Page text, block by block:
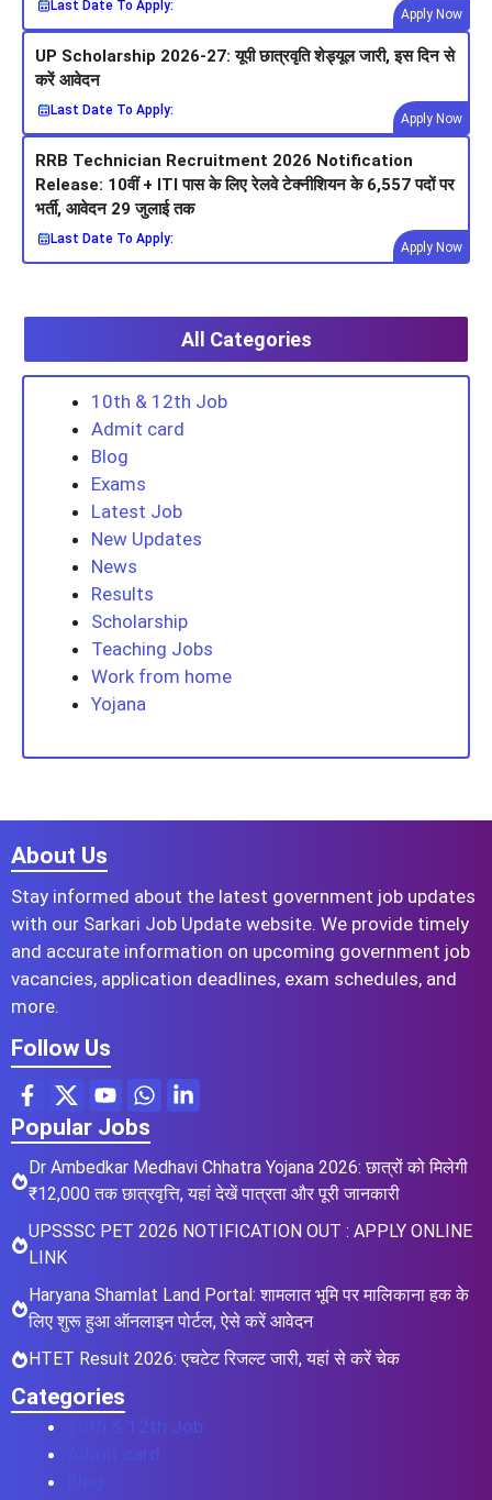
Last Date To Apply:
Apply Now
UP Scholarship 2026-27: यूपी छात्रवृति शेड्यूल जारी, इस दिन से
करें आवेदन
Last Date To Apply:
Apply Now
RRB Technician Recruitment 2026 Notification
Release: 10वीं + ITI पास के लिए रेलवे टेक्नीशियन के 6,557 पदों पर
भर्ती, आवेदन 29 जुलाई तक
Last Date To Apply:
Apply Now
All Categories
10th & 12th Job
Admit card
Blog
Exams
Latest Job
New Updates
News
Results
Scholarship
Teaching Jobs
Work from home
Yojana
About Us
Stay informed about the latest government job updates
with our Sarkari Job Update website. We provide timely
and accurate information on upcoming government job
vacancies, application deadlines, exam schedules, and
more.
Follow Us
Popular Jobs
Dr Ambedkar Medhavi Chhatra Yojana 2026: छात्रों को मिलेगी
₹12,000 तक छात्रवृत्ति, यहां देखें पात्रता और पूरी जानकारी
UPSSSC PET 2026 NOTIFICATION OUT : APPLY ONLINE
LINK
Haryana Shamlat Land Portal: शामलात भूमि पर मालिकाना हक के
लिए शुरू हुआ ऑनलाइन पोर्टल, ऐसे करें आवेदन
HTET Result 2026: एचटेट रिजल्ट जारी, यहां से करें चेक
Categories
10th & 12th Job
Admit card